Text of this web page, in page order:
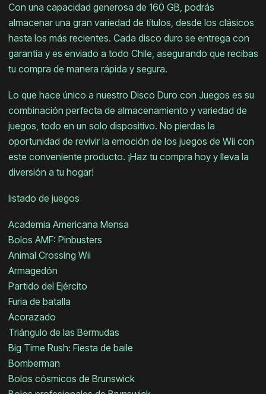
Con una capacidad generosa de 160 GB, podrás
almacenar una gran variedad de títulos, desde los clásicos
hasta los más recientes. Cada disco duro se entrega con
garantía y es enviado a todo Chile, asegurando que recibas
tu compra de manera rápida y segura.
Lo que hace único a nuestro Disco Duro con Juegos es su
combinación perfecta de almacenamiento y variedad de
juegos, todo en un solo dispositivo. No pierdas la
oportunidad de revivir la emoción de los juegos de Wii con
este conveniente producto. ¡Haz tu compra hoy y lleva la
diversión a tu hogar!
listado de juegos
Academia Americana Mensa
Bolos AMF: Pinbusters
Animal Crossing Wii
Armagedón
Partido del Ejército
Furia de batalla
Acorazado
Triángulo de las Bermudas
Big Time Rush: Fiesta de baile
Bomberman
Bolos cósmicos de Brunswick